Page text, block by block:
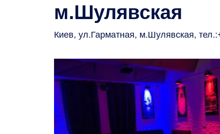
м.Шулявская
Киев, ул.Гарматная, м.Шулявская, тел.: